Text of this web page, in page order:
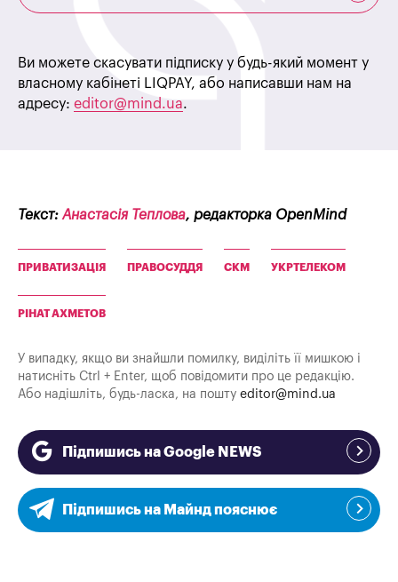
Ви можете скасувати підписку у будь-який момент у
власному кабінеті LIQPAY, або написавши нам на
адресу: editor@mind.ua.
Текст:Анастасія Теплова, редакторка OpenMind
ПРИВАТИЗАЦІЯ ПРАВОСУДДЯ СКМ УКРТЕЛЕКОМ
РІНАТ АХМЕТОВ
У випадку, якщо ви знайшли помилку, виділіть її мишкою і
натисніть Ctrl + Enter, щоб повідомити про це редакцію.
Або надішліть, будь-ласка, на пошту editor@mind.ua
Підпишись на Google NEWS
Підпишись на Майнд пояснює